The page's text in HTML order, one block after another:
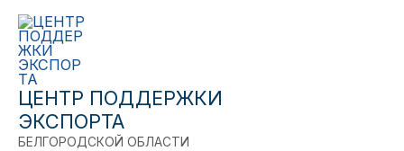
Перейти
содержимому
ЦЕНТР ПОДДЕРЖКИ
ЭКСПОРТА
БЕЛГОРОДСКОЙ ОБЛАСТИ